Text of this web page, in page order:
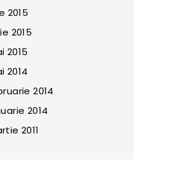
2015
2015
2015
2014
2014
2014
2011